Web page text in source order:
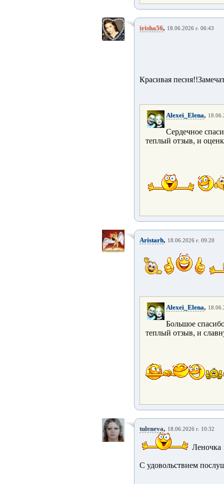
irisha56, 18.06.2026 г. 06:43
Красивая
Alexei_Elena,
Сердечное
теплый отзыв, и
Aristarh, 18.06.2026 г. 09:20
Alexei_Elena,
Большое
теплый отзыв, и
tuleneva, 18.06.2026 г. 10:32
Леночка
С удовольствием